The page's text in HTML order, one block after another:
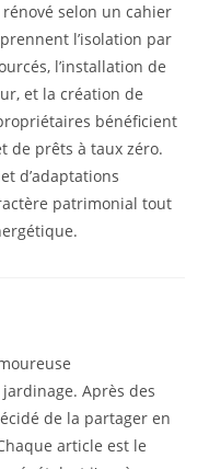
selon un cahier
l’isolation par
l’installation de
et la création de
bénéficient
de prêts à taux zéro.
d’adaptations
patrimonial tout
Après des
de la partager en
article est le